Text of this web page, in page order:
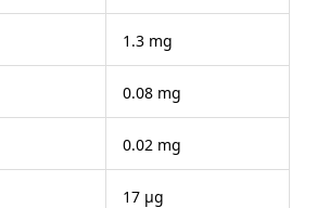
1.3 mg
0.08 mg
0.02 mg
17 μg